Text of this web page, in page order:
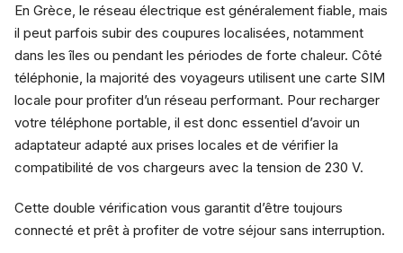
En Grèce, le réseau électrique est généralement fiable, mais
il peut parfois subir des coupures localisées, notamment
dans les îles ou pendant les périodes de forte chaleur. Côté
téléphonie, la majorité des voyageurs utilisent une carte SIM
locale pour profiter d’un réseau performant. Pour recharger
votre téléphone portable, il est donc essentiel d’avoir un
adaptateur adapté aux prises locales et de vérifier la
compatibilité de vos chargeurs avec la tension de 230 V.
Cette double vérification vous garantit d’être toujours
connecté et prêt à profiter de votre séjour sans interruption.